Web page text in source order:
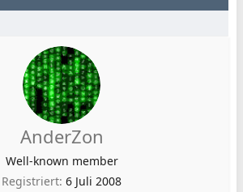
AnderZon
Well-known member
Registriert 6 Juli 2008